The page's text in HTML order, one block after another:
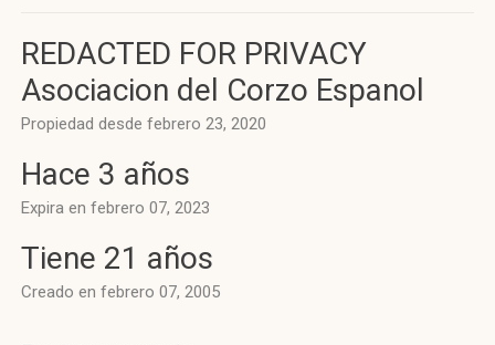
REDACTED FOR PRIVACY
Asociacion del Corzo Espanol
Propiedad desde febrero 23, 2020
Hace 3 años
Expira en febrero 07, 2023
Tiene 21 años
Creado en febrero 07, 2005